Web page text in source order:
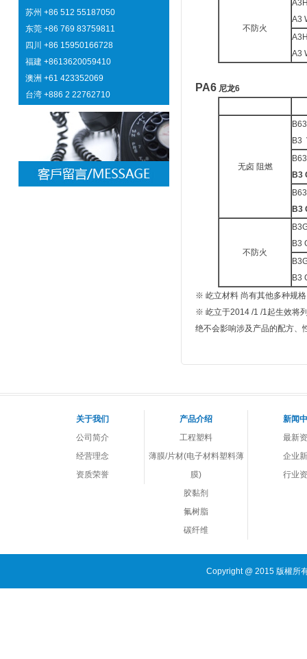
苏州 +86 512 55187050
东莞 +86 769 83759811
四川 +86 15950166728
福建 +8613620059410
澳洲 +61 423352069
台湾 +886 2 22762710
不防火
A3
A3
PA6 尼龙6
无卤 阻燃
B3
B3
B3
不防火
B3
B3
※ 屹立材料 尚有其他多种规
※ 屹立于2014 /1 /1起生效将
绝不会影响涉及产品的配方
关于我们
公司简介
经营理念
资质荣誉
产品介绍
工程塑料
薄膜/片材(电子材料塑料薄
膜)
胶黏剂
氟树脂
碳纤维
新闻
最新
企业
行业
Copyright @ 2015 版權